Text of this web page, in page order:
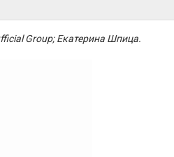
Group; Екатерина Шпица.